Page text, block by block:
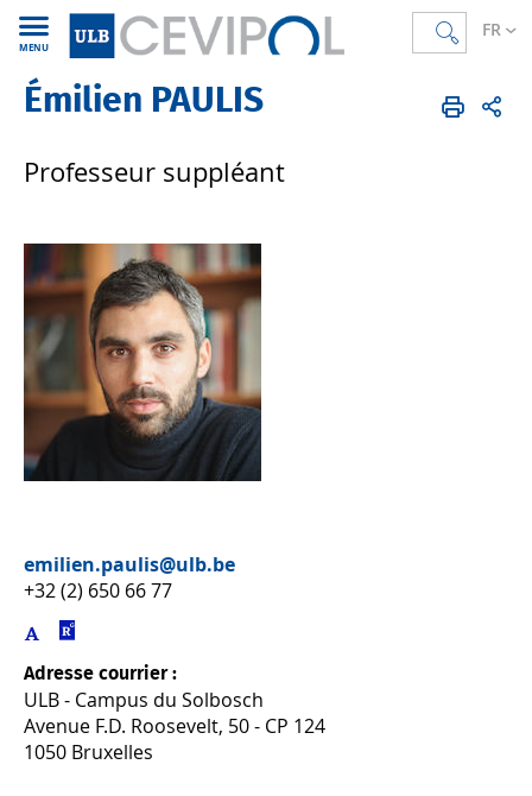
FR
MENU
CEVIPOL FR Membres Corps académique
Émilien PAULIS
Professeur suppléant
emilien.paulis@ulb.be
+32 (2) 650 66 77
Adresse courrier :
ULB - Campus du Solbosch
Avenue F.D. Roosevelt, 50 - CP 124
1050 Bruxelles